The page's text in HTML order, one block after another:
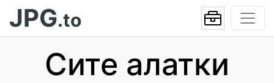
JPG.to
Сите алатки